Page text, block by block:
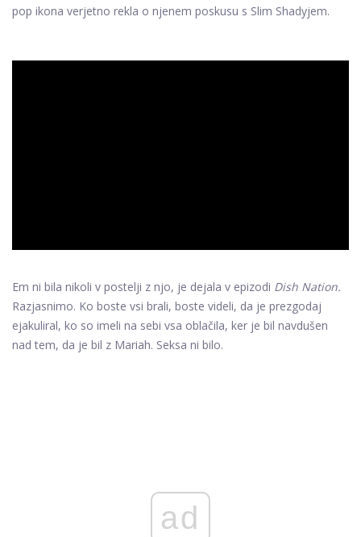
pop ikona verjetno rekla o njenem poskusu s Slim Shadyjem.
Em ni bila nikoli v postelji z njo, je dejala v epizodi Dish Nation.
Razjasnimo. Ko boste vsi brali, boste videli, da je prezgodaj
ejakuliral, ko so imeli na sebi vsa oblačila, ker je bil navdušen
nad tem, da je bil z Mariah. Seksa ni bilo.
ad